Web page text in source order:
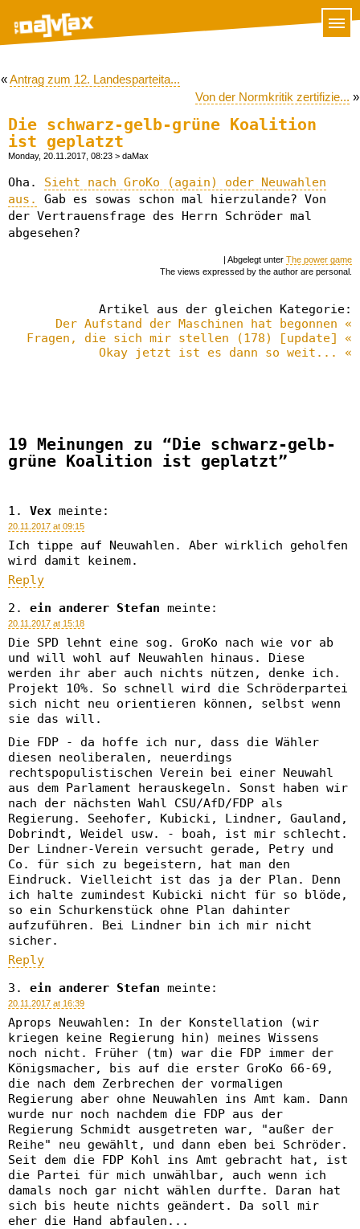
«Antrag zum 12. Landesparteita...
Von der Normkritik zertifizie... »
Die schwarz-gelb-grüne Koalition
ist geplatzt
Monday, 20.11.2017, 08:23 > daMax
Oha. Sieht nach GroKo (again) oder Neuwahlen
aus.
Gab es sowas schon mal hierzulande? Von
der Vertrauensfrage des Herrn Schröder mal
abgesehen?
| Abgelegt unter The power game
The views expressed by the author are personal.
Artikel aus der gleichen Kategorie:
Der Aufstand der Maschinen hat begonnen «
Fragen, die sich mir stellen (178) [update] «
Okay jetzt ist es dann so weit... «
19 Meinungen zu “Die schwarz-gelb-
grüne Koalition ist geplatzt”
Vex meinte:
20.11.2017 at 09:15
Ich tippe auf Neuwahlen. Aber wirklich geholfen
wird damit keinem.
Reply
ein anderer Stefan meinte:
20.11.2017 at 15:18
Die SPD lehnt eine sog. GroKo nach wie vor ab
und will wohl auf Neuwahlen hinaus. Diese
werden ihr aber auch nichts nützen, denke ich.
Projekt 10%. So schnell wird die Schröderpartei
sich nicht neu orientieren können, selbst wenn
sie das will.
Die FDP - da hoffe ich nur, dass die Wähler
diesen neoliberalen, neuerdings
rechtspopulistischen Verein bei einer Neuwahl
aus dem Parlament herauskegeln. Sonst haben wir
nach der nächsten Wahl CSU/AfD/FDP als
Regierung. Seehofer, Kubicki, Lindner, Gauland,
Dobrindt, Weidel usw. - boah, ist mir schlecht.
Der Lindner-Verein versucht gerade, Petry und
Co. für sich zu begeistern, hat man den
Eindruck. Vielleicht ist das ja der Plan. Denn
ich halte zumindest Kubicki nicht für so blöde,
so ein Schurkenstück ohne Plan dahinter
aufzuführen. Bei Lindner bin ich mir nicht
sicher.
Reply
ein anderer Stefan meinte:
20.11.2017 at 16:39
Aprops Neuwahlen: In der Konstellation (wir
kriegen keine Regierung hin) meines Wissens
noch nicht. Früher (tm) war die FDP immer der
Königsmacher, bis auf die erster GroKo 66-69,
die nach dem Zerbrechen der vormaligen
Regierung aber ohne Neuwahlen ins Amt kam. Dann
wurde nur noch nachdem die FDP aus der
Regierung Schmidt ausgetreten war, "außer der
Reihe" neu gewählt, und dann eben bei Schröder.
Seit dem die FDP Kohl ins Amt gebracht hat, ist
die Partei für mich unwählbar, auch wenn ich
damals noch gar nicht wählen durfte. Daran hat
sich bis heute nichts geändert. Da soll mir
eher die Hand abfaulen...